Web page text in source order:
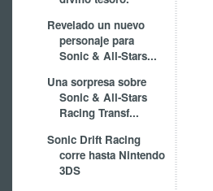
Revelado un nuevo
personaje para
Sonic & All-Stars...
Una sorpresa sobre
Sonic & All-Stars
Racing Transf...
Sonic Drift Racing
corre hasta Nintendo
3DS